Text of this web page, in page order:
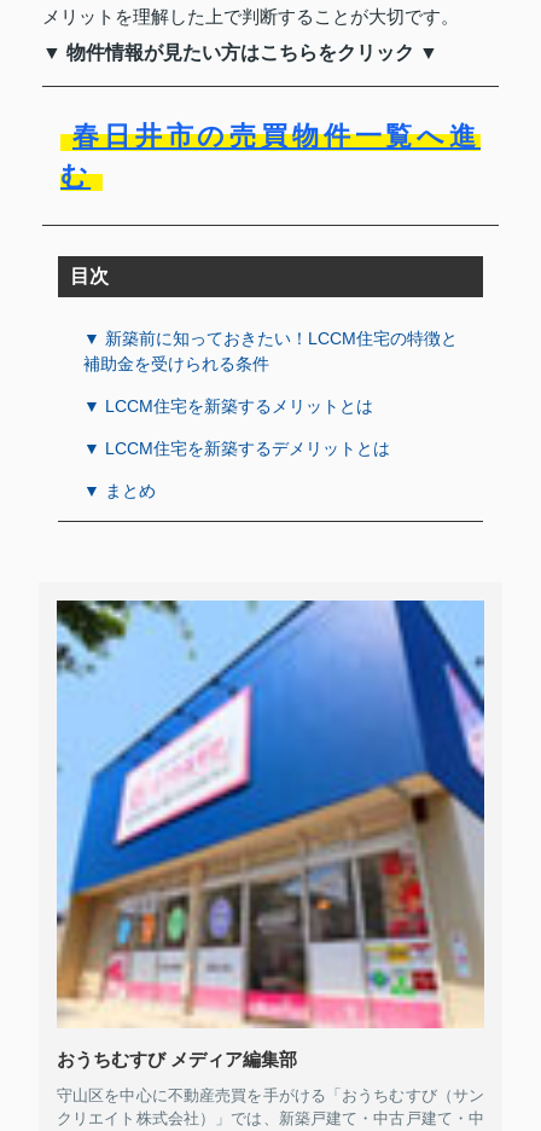
メリットを理解した上で判断することが大切です。
▼ 物件情報が見たい方はこちらをクリック ▼
春日井市の売買物件一覧へ進
む
目次
▼ 新築前に知っておきたい！LCCM住宅の特徴と
補助金を受けられる条件
▼ LCCM住宅を新築するメリットとは
▼ LCCM住宅を新築するデメリットとは
▼ まとめ
おうちむすび メディア編集部
守山区を中心に不動産売買を手がける「おうちむすび（サン
クリエイト株式会社）」では、新築戸建て・中古戸建て・中